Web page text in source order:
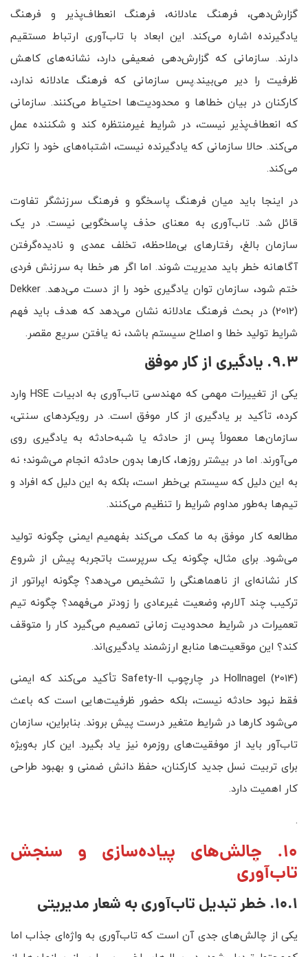
گزارش‌دهی، فرهنگ عادلانه، فرهنگ انعطاف‌پذیر و فرهنگ
یادگیرنده اشاره می‌کند. این ابعاد با تاب‌آوری ارتباط مستقیم
دارند. سازمانی که گزارش‌دهی ضعیفی دارد، نشانه‌های کاهش
ظرفیت را دیر می‌بیند.پس سازمانی که فرهنگ عادلانه ندارد،
کارکنان در بیان خطاها و محدودیت‌ها احتیاط می‌کنند. سازمانی
که انعطاف‌پذیر نیست، در شرایط غیرمنتظره کند و شکننده عمل
می‌کند. حالا سازمانی که یادگیرنده نیست، اشتباه‌های خود را تکرار
می‌کند.
در اینجا باید میان فرهنگ پاسخگو و فرهنگ سرزنشگر تفاوت
قائل شد. تاب‌آوری به معنای حذف پاسخگویی نیست. در یک
سازمان بالغ، رفتارهای بی‌ملاحظه، تخلف عمدی و نادیده‌گرفتن
آگاهانه خطر باید مدیریت شوند. اما اگر هر خطا به سرزنش فردی
ختم شود، سازمان توان یادگیری خود را از دست می‌دهد. Dekker
(2012) در بحث فرهنگ عادلانه نشان می‌دهد که هدف باید فهم
شرایط تولید خطا و اصلاح سیستم باشد، نه یافتن سریع مقصر.
9.3. یادگیری از کار موفق
یکی از تغییرات مهمی که مهندسی تاب‌آوری به ادبیات HSE وارد
کرده، تأکید بر یادگیری از کار موفق است. در رویکردهای سنتی،
سازمان‌ها معمولاً پس از حادثه یا شبه‌حادثه به یادگیری روی
می‌آورند. اما در بیشتر روزها، کارها بدون حادثه انجام می‌شوند؛ نه
به این دلیل که سیستم بی‌خطر است، بلکه به این دلیل که افراد و
تیم‌ها به‌طور مداوم شرایط را تنظیم می‌کنند.
مطالعه کار موفق به ما کمک می‌کند بفهمیم ایمنی چگونه تولید
می‌شود. برای مثال، چگونه یک سرپرست باتجربه پیش از شروع
کار نشانه‌ای از ناهماهنگی را تشخیص می‌دهد؟ چگونه اپراتور از
ترکیب چند آلارم، وضعیت غیرعادی را زودتر می‌فهمد؟ چگونه تیم
تعمیرات در شرایط محدودیت زمانی تصمیم می‌گیرد کار را متوقف
کند؟ این موقعیت‌ها منابع ارزشمند یادگیری‌اند.
Hollnagel (2014) در چارچوب Safety-II تأکید می‌کند که ایمنی
فقط نبود حادثه نیست، بلکه حضور ظرفیت‌هایی است که باعث
می‌شود کارها در شرایط متغیر درست پیش بروند. بنابراین، سازمان
تاب‌آور باید از موفقیت‌های روزمره نیز یاد بگیرد. این کار به‌ویژه
برای تربیت نسل جدید کارکنان، حفظ دانش ضمنی و بهبود طراحی
کار اهمیت دارد.
.
10. چالش‌های پیاده‌سازی و سنجش
تاب‌آوری
10.1. خطر تبدیل تاب‌آوری به شعار مدیریتی
یکی از چالش‌های جدی آن است که تاب‌آوری به واژه‌ای جذاب اما